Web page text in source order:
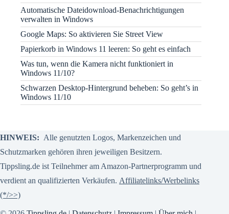
Automatische Dateidownload-Benachrichtigungen
verwalten in Windows
Google Maps: So aktivieren Sie Street View
Papierkorb in Windows 11 leeren: So geht es einfach
Was tun, wenn die Kamera nicht funktioniert in
Windows 11/10?
Schwarzen Desktop-Hintergrund beheben: So geht’s in
Windows 11/10
HINWEIS: Alle genutzten Logos, Markenzeichen und
Schutzmarken gehören ihren jeweiligen Besitzern.
Tippsling.de ist Teilnehmer am Amazon-Partnerprogramm und
verdient an qualifizierten Verkäufen. Affiliatelinks/Werbelinks
(*/>>)